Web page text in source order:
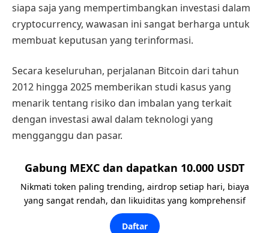
siapa saja yang mempertimbangkan investasi dalam
cryptocurrency, wawasan ini sangat berharga untuk
membuat keputusan yang terinformasi.
Secara keseluruhan, perjalanan Bitcoin dari tahun
2012 hingga 2025 memberikan studi kasus yang
menarik tentang risiko dan imbalan yang terkait
dengan investasi awal dalam teknologi yang
mengganggu dan pasar.
Gabung MEXC dan dapatkan 10.000 USDT
Nikmati token paling trending, airdrop setiap hari, biaya
yang sangat rendah, dan likuiditas yang komprehensif
Daftar